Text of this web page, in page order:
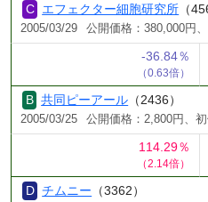
エフェクター細胞研究所 （
2005/03/29 公開価格：380,000円
-36.84％
（0.63倍）
共同ピーアール （2436）
2005/03/25 公開価格：2,800円、
114.29％
（2.14倍）
チムニー （3362）